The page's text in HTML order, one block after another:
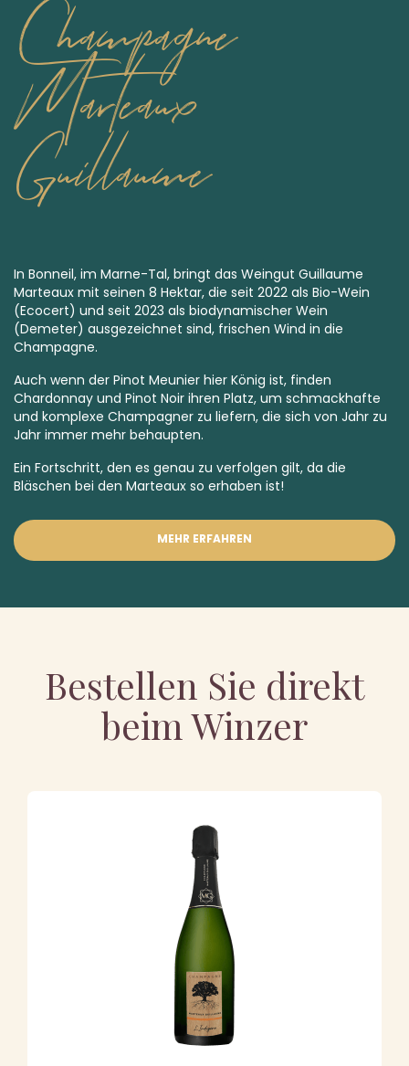
Champagne
Marteaux
Guillaume
In Bonneil, im Marne-Tal, bringt das Weingut Guillaume
Marteaux mit seinen 8 Hektar, die seit 2022 als Bio-Wein
(Ecocert) und seit 2023 als biodynamischer Wein
(Demeter) ausgezeichnet sind, frischen Wind in die
Champagne.
Auch wenn der Pinot Meunier hier König ist, finden
Chardonnay und Pinot Noir ihren Platz, um schmackhafte
und komplexe Champagner zu liefern, die sich von Jahr zu
Jahr immer mehr behaupten.
Ein Fortschritt, den es genau zu verfolgen gilt, da die
Bläschen bei den Marteaux so erhaben ist!
MEHR ERFAHREN
Bestellen Sie direkt
beim Winzer